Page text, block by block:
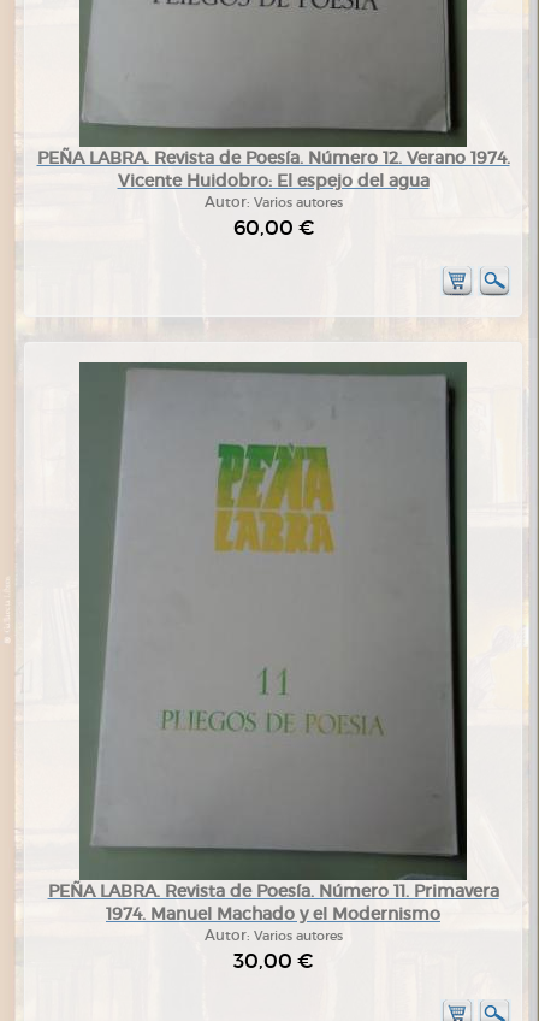
PEÑA LABRA. Revista de Poesía. Número 12. Verano 1974.
Vicente Huidobro: El espejo del agua
Autor: Varios autores
60,00 €
PEÑA LABRA. Revista de Poesía. Número 11. Primavera
1974. Manuel Machado y el Modernismo
Autor: Varios autores
30,00 €